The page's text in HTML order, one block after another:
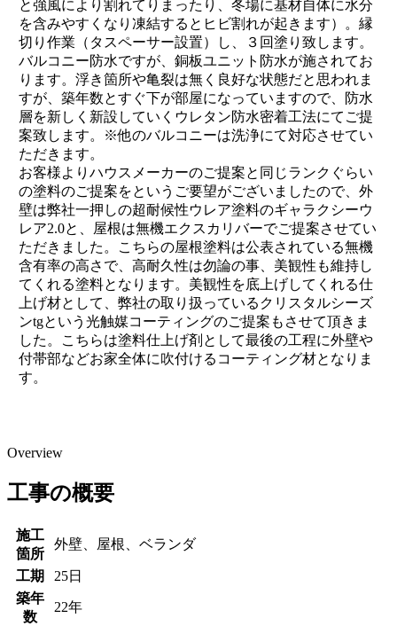
と強風により割れてりまったり、冬場に基材自体に水分
を含みやすくなり凍結するとヒビ割れが起きます）。縁
切り作業（タスペーサー設置）し、３回塗り致します。
バルコニー防水ですが、銅板ユニット防水が施されてお
ります。浮き箇所や亀裂は無く良好な状態だと思われま
すが、築年数とすぐ下が部屋になっていますので、防水
層を新しく新設していくウレタン防水密着工法にてご提
案致します。※他のバルコニーは洗浄にて対応させてい
ただきます。
お客様よりハウスメーカーのご提案と同じランクぐらい
の塗料のご提案をというご要望がございましたので、外
壁は弊社一押しの超耐候性ウレア塗料のギャラクシーウ
レア2.0と、屋根は無機エクスカリバーでご提案させてい
ただきました。こちらの屋根塗料は公表されている無機
含有率の高さで、高耐久性は勿論の事、美観性も維持し
てくれる塗料となります。美観性を底上げしてくれる仕
上げ材として、弊社の取り扱っているクリスタルシーズ
ンtgという光触媒コーティングのご提案もさせて頂きま
した。こちらは塗料仕上げ剤として最後の工程に外壁や
付帯部などお家全体に吹付けるコーティング材となりま
す。
Overview
工事の概要
施工
箇所
外壁、屋根、ベランダ
工期
25日
築年
数
22年